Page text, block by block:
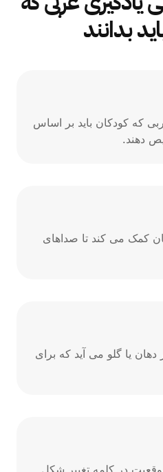
بدانند
که کودکان باید بر اساس
دهند.
کمک می کند تا صداهای
یا گلو می آید که برای
در کلمه تغییر شکل